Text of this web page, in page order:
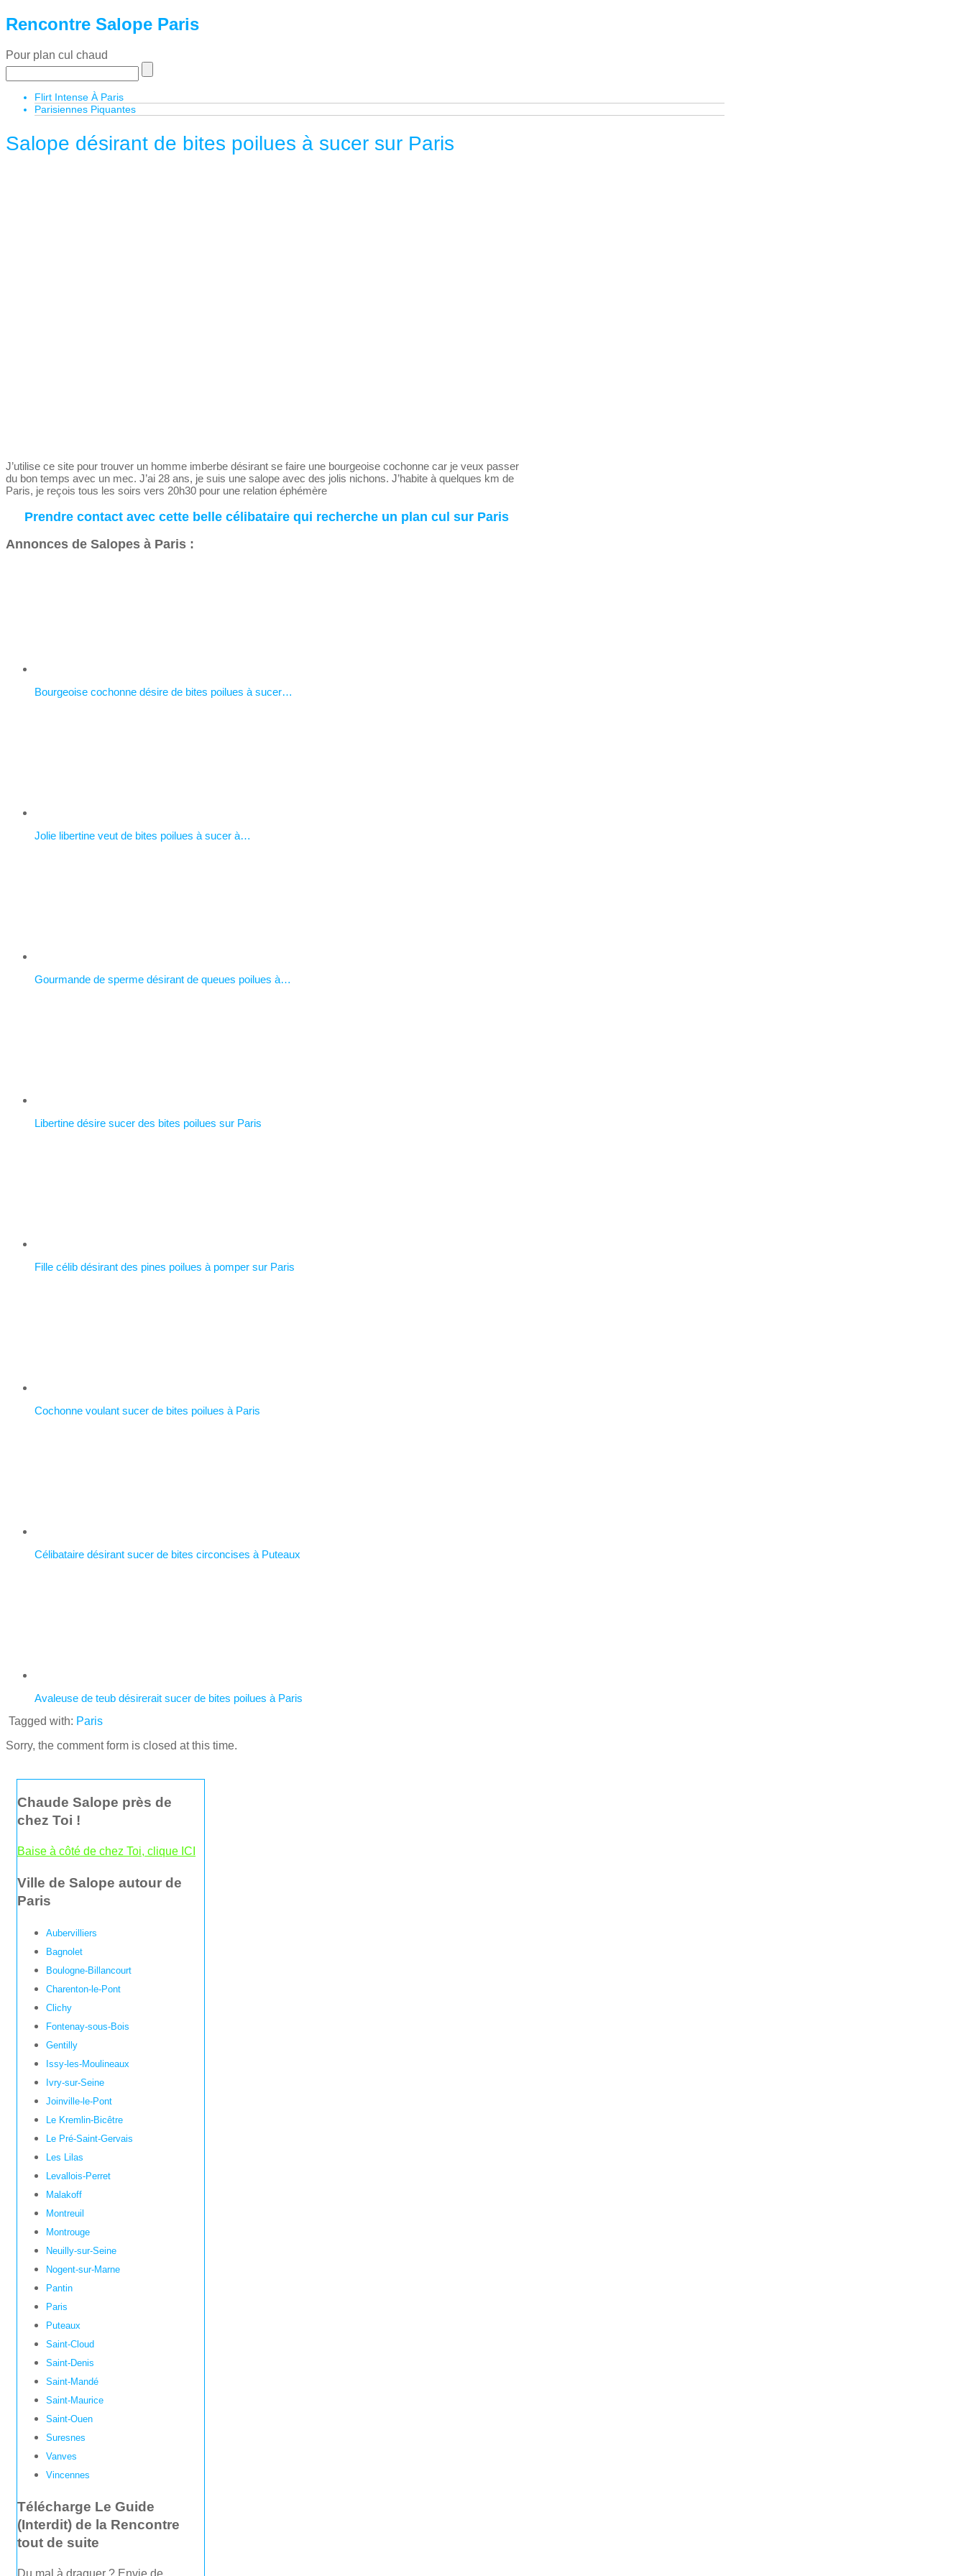
Rencontre Salope Paris
Pour plan cul chaud
Flirt Intense À Paris
Parisiennes Piquantes
Salope désirant de bites poilues à sucer sur Paris
J’utilise ce site pour trouver un homme imberbe désirant se faire une bourgeoise cochonne car je veux passer
du bon temps avec un mec. J’ai 28 ans, je suis une salope avec des jolis nichons. J’habite à quelques km de
Paris, je reçois tous les soirs vers 20h30 pour une relation éphémère
Prendre contact avec cette belle célibataire qui recherche un plan cul sur Paris
Annonces de Salopes à Paris :
Bourgeoise cochonne désire de bites poilues à sucer…
Jolie libertine veut de bites poilues à sucer à…
Gourmande de sperme désirant de queues poilues à…
Libertine désire sucer des bites poilues sur Paris
Fille célib désirant des pines poilues à pomper sur Paris
Cochonne voulant sucer de bites poilues à Paris
Célibataire désirant sucer de bites circoncises à Puteaux
Avaleuse de teub désirerait sucer de bites poilues à Paris
Tagged with: Paris
Sorry, the comment form is closed at this time.
Chaude Salope près de
chez Toi !
Baise à côté de chez Toi, clique ICI
Ville de Salope autour de
Paris
Aubervilliers
Bagnolet
Boulogne-Billancourt
Charenton-le-Pont
Clichy
Fontenay-sous-Bois
Gentilly
Issy-les-Moulineaux
Ivry-sur-Seine
Joinville-le-Pont
Le Kremlin-Bicêtre
Le Pré-Saint-Gervais
Les Lilas
Levallois-Perret
Malakoff
Montreuil
Montrouge
Neuilly-sur-Seine
Nogent-sur-Marne
Pantin
Paris
Puteaux
Saint-Cloud
Saint-Denis
Saint-Mandé
Saint-Maurice
Saint-Ouen
Suresnes
Vanves
Vincennes
Télécharge Le Guide
(Interdit) de la Rencontre
tout de suite